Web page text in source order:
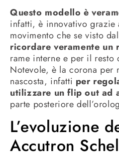
Questo modello è
infatti, è innovativo grazie
movimento che se visto
ricordare veramente un
rame interne e per il resto
Notevole, è la corona per
nascosta, infatti per
utilizzare un flip out ad
parte posteriore
L’evoluzione
Accutron